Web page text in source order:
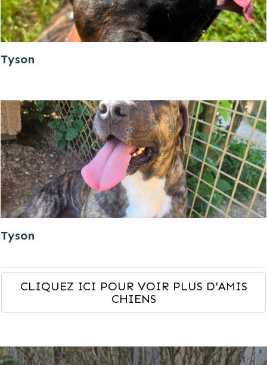
Tyson
Tyson
CLIQUEZ ICI POUR VOIR PLUS D'AMIS
CHIENS